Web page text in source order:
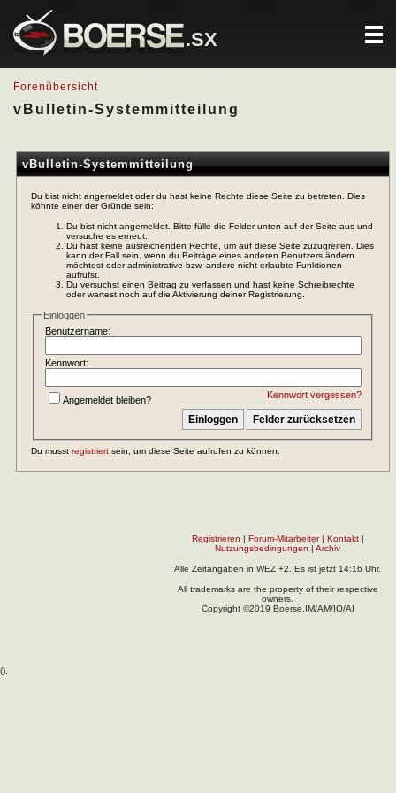
.SX
Forenübersicht
vBulletin-Systemmitteilung
vBulletin-Systemmitteilung
Du bist nicht angemeldet oder du hast keine Rechte diese Seite zu betreten. Dies
könnte einer der Gründe sein:
Du bist nicht angemeldet. Bitte fülle die Felder unten auf der Seite aus und
versuche es erneut.
Du hast keine ausreichenden Rechte, um auf diese Seite zuzugreifen. Dies
kann der Fall sein, wenn du Beiträge eines anderen Benutzers ändern
möchtest oder administrative bzw. andere nicht erlaubte Funktionen
aufrufst.
Du versuchst einen Beitrag zu verfassen und hast keine Schreibrechte
oder wartest noch auf die Aktivierung deiner Registrierung.
Einloggen
Benutzername:
Kennwort:
Kennwort vergessen?
Angemeldet bleiben?
Du musst registriert sein, um diese Seite aufrufen zu können.
Registrieren | Forum-Mitarbeiter| Kontakt|
Nutzungsbedingungen | Archiv
Alle Zeitangaben in WEZ +2. Es ist jetzt 14:16 Uhr.
All trademarks are the property of their respective
owners.
Copyright ©2019 Boerse.IM/AM/IO/AI
().